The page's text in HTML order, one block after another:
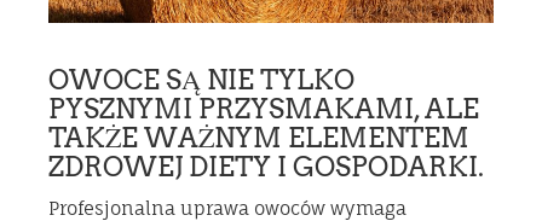
OWOCE SĄ NIE TYLKO
PYSZNYMI PRZYSMAKAMI, ALE
TAKŻE WAŻNYM ELEMENTEM
ZDROWEJ DIETY I GOSPODARKI.
Profesjonalna uprawa owoców wymaga